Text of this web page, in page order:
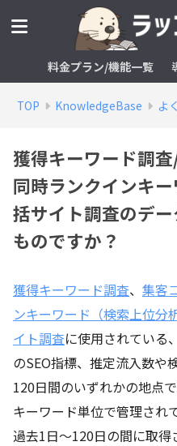
料金プラン/機能一覧
TOP KnowledgeBase よ
獲得キーワード調
同時ランクインキ
括サイト調査のデ
ものですか？
獲得キーワード調査、 集客
ンキーワード（検索上位分析
イト調査に使用されている
のSEO指標、推定流入数や
120日間のいずれかの地点
キーワード単位で管理され
過去1日～120日の間に取